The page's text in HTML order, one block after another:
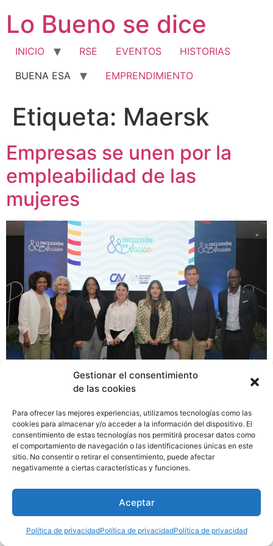
Gestionar el consentimiento
de las cookies
Para ofrecer las mejores experiencias, utilizamos tecnologías como las
cookies para almacenar y/o acceder a la información del dispositivo. El
consentimiento de estas tecnologías nos permitirá procesar datos como
el comportamiento de navegación o las identificaciones únicas en este
sitio. No consentir o retirar el consentimiento, puede afectar
negativamente a ciertas características y funciones.
Aceptar
Política de privacidadPolítica de privacidadPolítica de privacidad
contenido
Lo Bueno se dice
INICIO RSE EVENTOS
HISTORIAS
BUENA ESA
EMPRENDIMIENTO
Etiqueta: Maersk
Empresas se unen por la
empleabilidad de las
mujeres
Empleabilidad de las Mujeres en Panamá, iniciativa que
une a relevantes empresas de diversos sectores, con el
fin de promover la integración de la mujer en el entorno
laboral desde una perspectiva digna, que contribuya a
la reducción de brechas de género, brindando un
ambiente seguro, con prevención de acoso laboral y
mejores oportunidades de desarrollo.